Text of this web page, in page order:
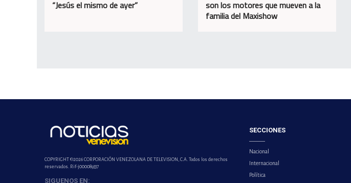
“Jesús el mismo de ayer”
son los motores que mueven a la
familia del Maxishow
COPYRIGHT ©2026 CORPORACIÓN VENEZOLANA DE TELEVISION, C.A. Todos los derechos
reservados. Rif-j000089337
SIGUENOS EN:
SECCIONES
Nacional
Internacional
Política